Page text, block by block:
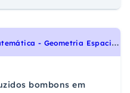
U
FMS 2018 - Matemática - Geometria Espacial, Poliedros
bombons em